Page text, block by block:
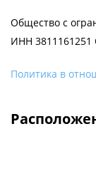
Общество с
ИНН 3811161251
Политика в